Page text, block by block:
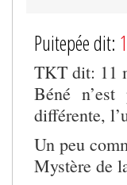
Puitepée dit:
TKT dit: 11
Béné
différente,
Un peu
Mystère de